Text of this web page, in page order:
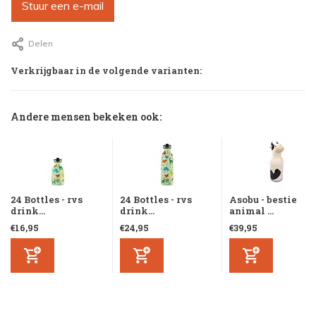
Stuur een e-mail
Delen
Verkrijgbaar in de volgende varianten:
Andere mensen bekeken ook:
24 Bottles - rvs
drink...
€16,95
24 Bottles - rvs
drink...
€24,95
Asobu - bestie
animal ...
€39,95